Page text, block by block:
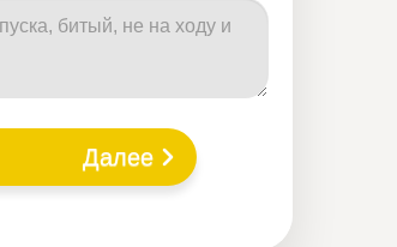
Далее